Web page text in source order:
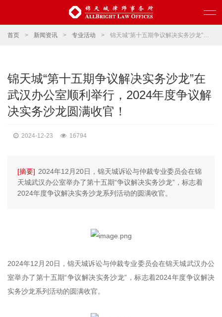
首页 > 新闻资讯 > 专业活动 > 锦天城“第十五期争议解决实务沙龙”在武汉办公室顺利举行，2024年度争议解决实务沙龙圆满收官！
锦天城“第十五期争议解决实务沙龙”在
武汉办公室顺利举行，2024年度争议解
决实务沙龙圆满收官！
2024-12-23 16794
[摘要] 2024年12月20日，锦天城诉讼与仲裁专业委员会在锦
天城武汉办公室举办了第十五期“争议解决实务沙龙”，标志着
2024年度争议解决实务沙龙系列活动的圆满收官。
2024年12月20日，锦天城诉讼与仲裁专业委员会在锦天城武汉办公
室举办了第十五期“争议解决实务沙龙”，标志着2024年度争议解决
实务沙龙系列活动的圆满收官。